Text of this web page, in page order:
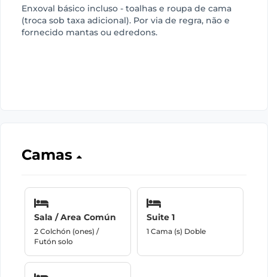
Enxoval básico incluso - toalhas e roupa de cama
(troca sob taxa adicional). Por via de regra, não e
fornecido mantas ou edredons.
Camas
Sala / Area Común
2 Colchón (ones) /
Futón solo
Suite 1
1 Cama (s) Doble